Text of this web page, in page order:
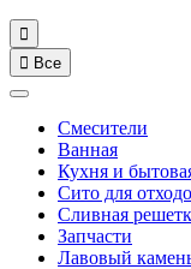

 Все
Смесители
Ванная
Кухня и
Сито для
Сливная
Запчасти
Лавовый